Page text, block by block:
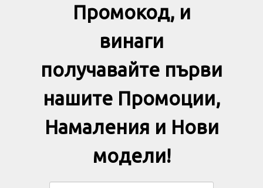
Промокод, и
винаги
получавайте първи
нашите Промоции,
Намаления и Нови
модели!